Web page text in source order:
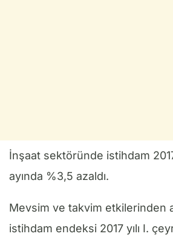
İnşaat sektöründe istihdam 2017
ayında %3,5 azaldı.
Mevsim ve takvim etkilerinden
istihdam endeksi 2017 yılı I.